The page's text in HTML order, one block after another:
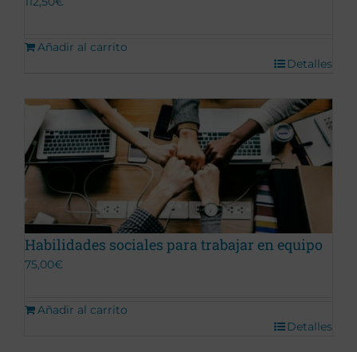
Añadir al carrito
Detalles
Habilidades sociales para trabajar en equipo
75,00€
Añadir al carrito
Detalles